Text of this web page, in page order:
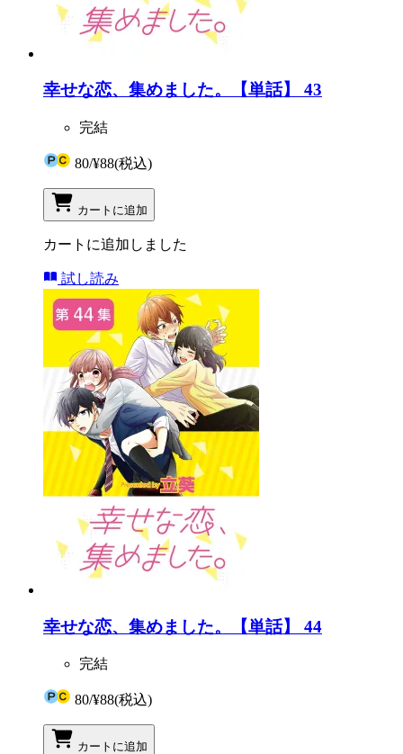
幸せな恋、集めました。【単話】 43
完結
80/¥88(税込)
カートに追加
カートに追加しました
試し読み
幸せな恋、集めました。【単話】 44
完結
80/¥88(税込)
カートに追加